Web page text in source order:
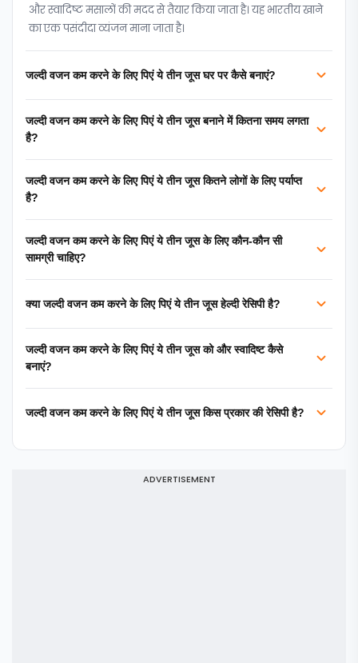
और स्वादिष्ट मसालों की मदद से तैयार किया जाता है। यह भारतीय खाने
का एक पसंदीदा व्यंजन माना जाता है।
जल्दी वजन कम करने के लिए पिएं ये तीन जूस घर पर कैसे बनाएं?
जल्दी वजन कम करने के लिए पिएं ये तीन जूस बनाने में कितना समय लगता
है?
जल्दी वजन कम करने के लिए पिएं ये तीन जूस कितने लोगों के लिए पर्याप्त
है?
जल्दी वजन कम करने के लिए पिएं ये तीन जूस के लिए कौन-कौन सी
सामग्री चाहिए?
क्या जल्दी वजन कम करने के लिए पिएं ये तीन जूस हेल्दी रेसिपी है?
जल्दी वजन कम करने के लिए पिएं ये तीन जूस को और स्वादिष्ट कैसे
बनाएं?
जल्दी वजन कम करने के लिए पिएं ये तीन जूस किस प्रकार की रेसिपी है?
ADVERTISEMENT